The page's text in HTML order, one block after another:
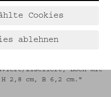
Kittseer Schriften zur
/ Votive / Silbervotive
5.221
ziseliert; Loch mit
2,8 cm, B 6,2 cm."
Cookies
ablehnen